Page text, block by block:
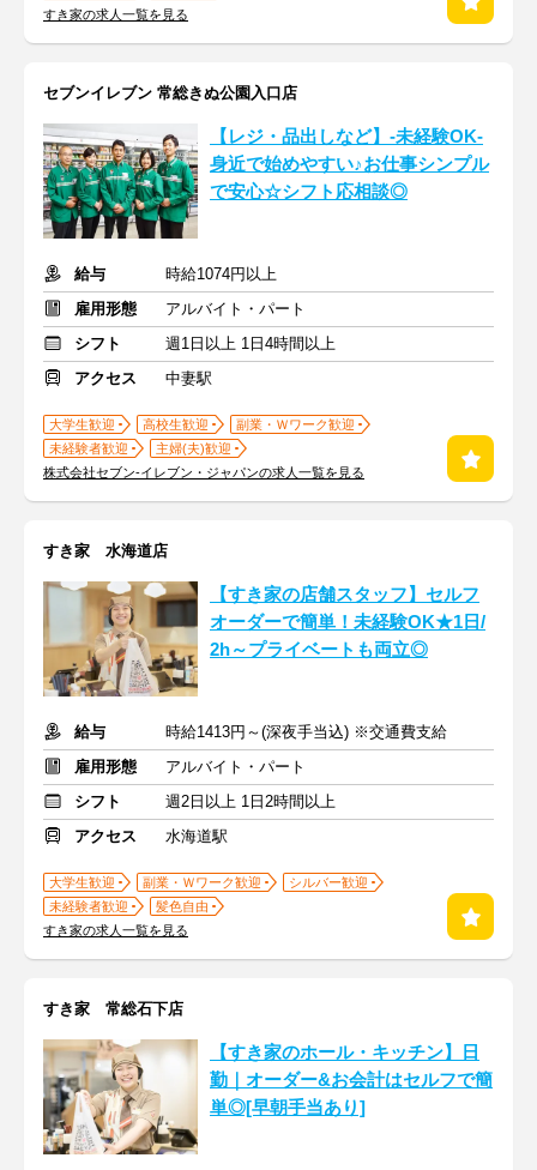
すき家の求人一覧を見る
セブンイレブン 常総きぬ公園入口店
【レジ・品出しなど】-未経験OK-
身近で始めやすい♪お仕事シンプル
で安心☆シフト応相談◎
給与
時給1074円以上
雇用形態
アルバイト・パート
シフト
週1日以上 1日4時間以上
アクセス
中妻駅
大学生歓迎 高校生歓迎
副業・Ｗワーク歓迎
未経験者歓迎
主婦(夫)歓迎
株式会社セブン-イレブン・ジャパンの求人一覧を見る
すき家 水海道店
【すき家の店舗スタッフ】セルフ
オーダーで簡単！未経験OK★1日/
2h～プライベートも両立◎
給与
時給1413円～(深夜手当込) ※交通費支給
雇用形態
アルバイト・パート
シフト
週2日以上 1日2時間以上
アクセス
水海道駅
大学生歓迎 副業・Ｗワーク歓迎
シルバー歓迎
未経験者歓迎
髪色自由
すき家の求人一覧を見る
すき家 常総石下店
【すき家のホール・キッチン】日
勤｜オーダー&お会計はセルフで簡
単◎[早朝手当あり]